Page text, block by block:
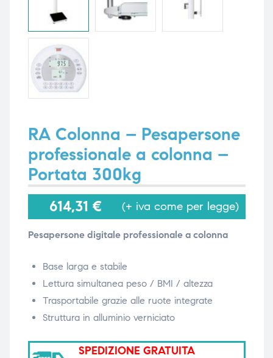
RA Colonna – Pesapersone
professionale a colonna –
Portata 300kg
614,31 € (+ iva come per legge)
Pesapersone digitale professionale a colonna
Base larga e stabile
Lettura simultanea peso / BMI / altezza
Trasportabile grazie alle ruote integrate
Struttura in alluminio verniciato
SPEDIZIONE GRATUITA